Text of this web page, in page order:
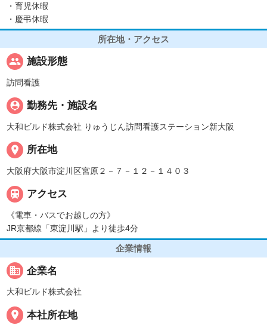
・育児休暇
・慶弔休暇
所在地・アクセス
people 施設形態
訪問看護
person_pin 勤務先・施設名
大和ビルド株式会社 りゅうじん訪問看護ステーション新大阪
place 所在地
大阪府大阪市淀川区宮原２－７－１２－１４０３
 アクセス
《電車・バスでお越しの方》
JR京都線「東淀川駅」より徒歩4分
企業情報
business 企業名
大和ビルド株式会社
place 本社所在地